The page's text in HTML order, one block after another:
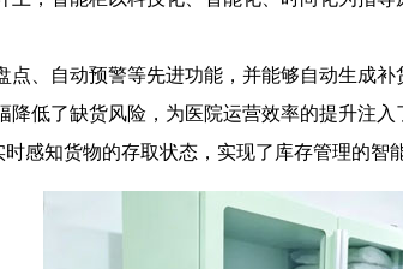
点、自动预警等先进功能，并能够自动生成
降低了缺货风险，为医院运营效率的提升注
感知货物的存取状态，实现了库存管理的智